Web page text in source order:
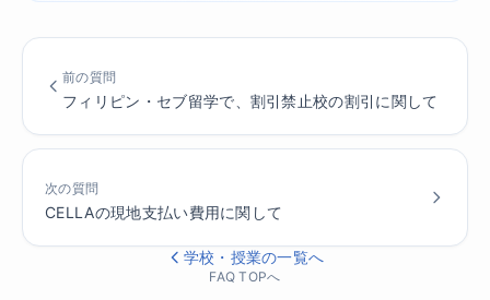
前の質問
フィリピン・セブ留学で、割引禁止校の割引に関して
次の質問
CELLAの現地支払い費用に関して
学校・授業の一覧へ
FAQ TOPへ